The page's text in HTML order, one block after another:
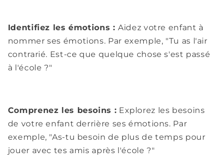
Identifiez les émotions :Aidez votre enfant à
nommer ses émotions. Par exemple, "Tu as l'air
contrarié. Est-ce que quelque chose s'est passé
à l'école ?"
Comprenez les besoins : Explorez les besoins
de votre enfant derrière ses émotions. Par
exemple, "As-tu besoin de plus de temps pour
jouer avec tes amis après l'école ?"